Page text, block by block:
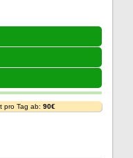
pro Tag ab: 90€